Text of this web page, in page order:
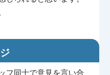
フ同士で意見を言い合